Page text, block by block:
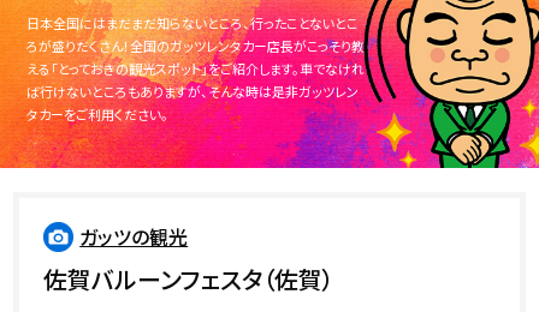
日本全国にはまだまだ知らないところ、行ったことないとこ
ろが盛りだくさん！全国のガッツレンタカー店長がこっそり教
える「とっておきの観光スポット」をご紹介します。車でなけれ
ば行けないところもありますが、そんな時は是非ガッツレン
タカーをご利用ください。
ガッツの観光
佐賀バルーンフェスタ（佐賀）